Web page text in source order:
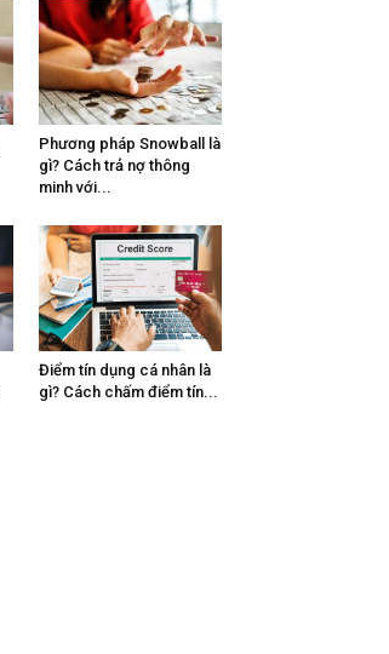
Phương pháp Snowball là
gì? Cách trả nợ thông
minh với...
Điểm tín dụng cá nhân là
gì? Cách chấm điểm tín...